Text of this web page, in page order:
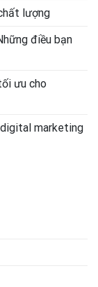
lượng
điều bạn
ưu cho
marketing